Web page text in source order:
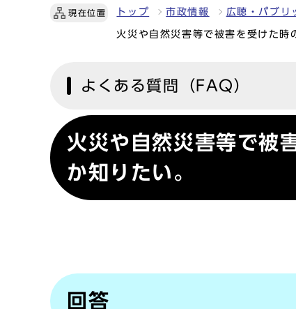
現在位置 トップ 市政情報 広聴・パブリ
火災や自然災害等で被害を受けた時
よくある質問（FAQ）
火災や自然災害等で被
か知りたい。
回答